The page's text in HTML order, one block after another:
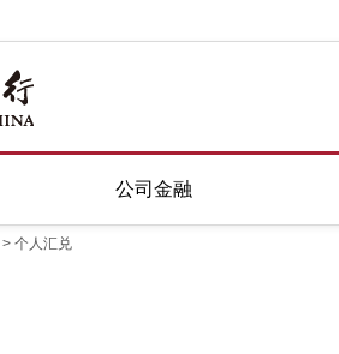
公司金融
> 个人汇兑